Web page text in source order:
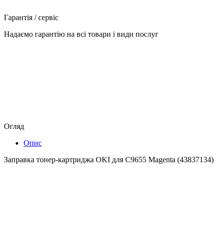
Гарантія / сервіс
Надаємо гарантію на всі товари і види послуг
Огляд
Опис
Заправка тонер-картриджа OKI для C9655 Magenta (43837134)